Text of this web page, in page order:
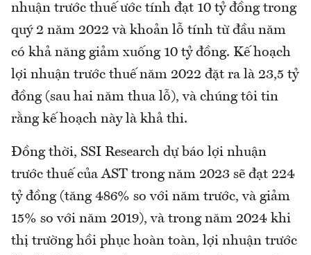
nhuận trước thuế ước tính đạt 10 tỷ đồng trong
quý 2 năm 2022 và khoản lỗ tính từ đầu năm
có khả năng giảm xuống 10 tỷ đồng. Kế hoạch
lợi nhuận trước thuế năm 2022 đặt ra là 23,5 tỷ
đồng (sau hai năm thua lỗ), và chúng tôi tin
rằng kế hoạch này là khả thi.
Đồng thời, SSI Research dự báo lợi nhuận
trước thuế của AST trong năm 2023 sẽ đạt 224
tỷ đồng (tăng 486% so với năm trước, và giảm
15% so với năm 2019), và trong năm 2024 khi
thị trường hồi phục hoàn toàn, lợi nhuận trước